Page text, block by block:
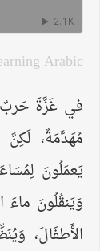
Arabic
في غَزَّةَ حَربٌ
مُهَدَّمَةٌ،
يَعمَلُونَ
وَيَنقُلُونَ
الأَطفَالَ،